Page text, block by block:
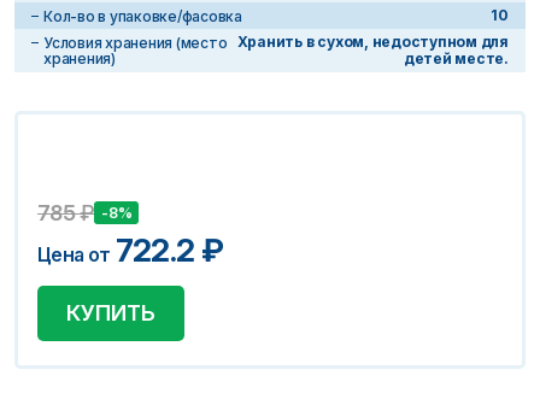
Кол-во в упаковке/фасовка
10
Условия хранения (место
хранения)
Хранить в сухом, недоступном для
детей месте.
785₽ -8%
Цена от 722.2 ₽
КУПИТЬ